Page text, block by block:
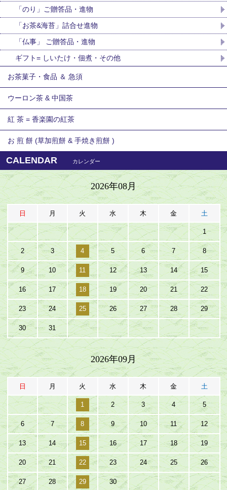
「のり」ご贈答品・進物
「お茶&海苔」詰合せ進物
「仏事」 ご贈答品・進物
ギフト= しいたけ・佃煮・その他
お茶菓子・食品 ＆ 急須
ウーロン茶 & 中国茶
紅 茶 = 香楽園の紅茶
お 煎 餅 (草加煎餅 & 手焼き煎餅 )
CALENDAR カレンダー
2026年08月
日 月 火 水 木 金 土
1
2 3 4 5 6 7 8
9 10 11 12 13 14 15
16 17 18 19 20 21 22
23 24 25 26 27 28 29
30 31
2026年09月
日 月 火 水 木 金 土
1 2 3 4 5
6 7 8 9 10 11 12
13 14 15 16 17 18 19
20 21 22 23 24 25 26
27 28 29 30